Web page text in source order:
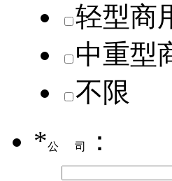
轻型商
中重型
不限
*公司 ：